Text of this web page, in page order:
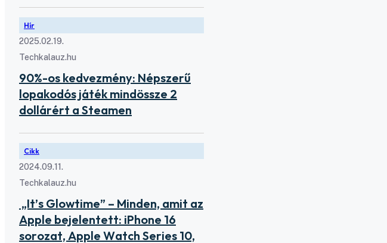
Hír
2025.02.19.
Techkalauz.hu
90%-os kedvezmény: Népszerű
lopakodós játék mindössze 2
dollárért a Steamen
Cikk
2024.09.11.
Techkalauz.hu
„It’s Glowtime” – Minden, amit az
Apple bejelentett: iPhone 16
sorozat, Apple Watch Series 10,